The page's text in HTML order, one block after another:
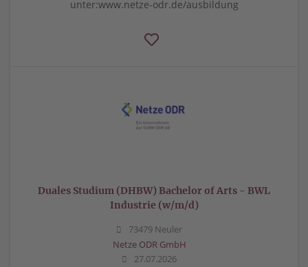
unter:www.netze-odr.de/ausbildung
Duales Studium (DHBW) Bachelor of Arts - BWL
Industrie (w/m/d)
73479 Neuler
Netze ODR GmbH
27.07.2026